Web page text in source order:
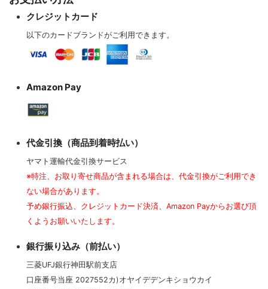
クレジットカード
以下のカードブランドがご利用できます。
Amazon Pay
代金引換（商品到着時払い）
ヤマト運輸代金引換サービス
※特注、お取り寄せ商品が含まれる場合は、代金引換がご利用でき
ない場合があります。
予め銀行振込、クレジットカード決済、Amazon Payからお選び頂
くようお願いいたします。
銀行振り込み（前払い）
三菱UFJ銀行神田駅前支店
口座番号当座 2027552カ)オヤイデデンキショウカイ